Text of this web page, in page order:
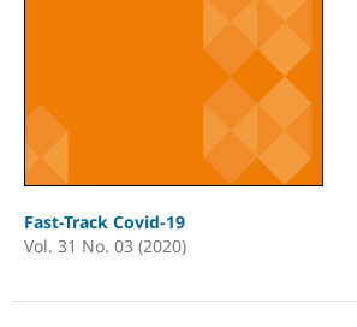
Fast-Track Covid-19
Vol. 31 No. 03 (2020)